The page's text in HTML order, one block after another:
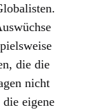
die die
nicht
eigene